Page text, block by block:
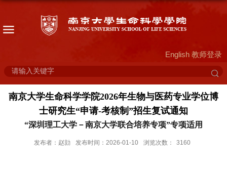
English 教师登录
南京大学生命科学学院2026年生物与医药专业学位博
士研究生“申请-考核制”招生复试通知
“深圳理工大学－南京大学联合培养专项”专项适用
发布者：赵勍 发布时间：2026-01-10 浏览次数： 3160